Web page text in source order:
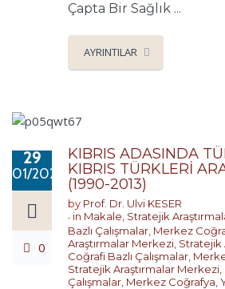
Çapta Bir Sağlık ...
AYRINTILAR
29
01/2020
0
KIBRIS ADASINDA
KIBRIS TÜRKLERİ
(1990-2013)
by Prof. Dr. Ulvi KESER
in Makale Stratejik
Bazlı Çalışmalar Merkez
Araştırmalar Merkezi Stratejik
Coğrafi Bazlı Çalışmalar
Stratejik Araştırmalar Merkezi
Çalışmalar Merkez Coğrafya